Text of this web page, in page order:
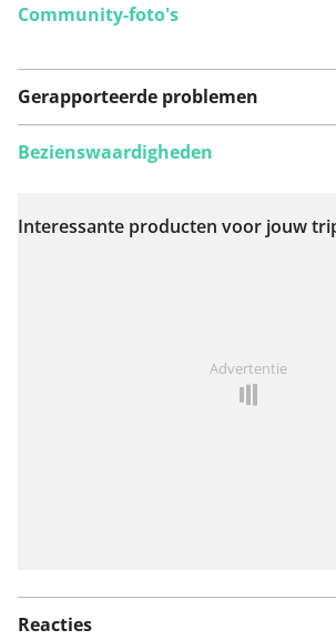
Community-foto's
Gerapporteerde problemen
Bekijk op kaart
Bezienswaardigheden
Interessante producten voor jouw
Advertentie
Reacties